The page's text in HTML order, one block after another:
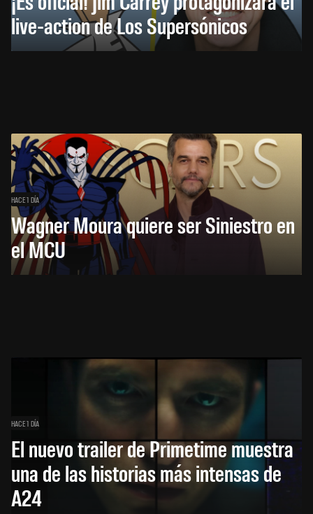
live-action de Los Supersónicos
HACE 1 DÍA
Wagner Moura quiere ser Siniestro en
el MCU
HACE 1 DÍA
El nuevo trailer de Primetime muestra
una de las historias más intensas de
A24